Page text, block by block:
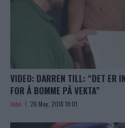
VIDEO: DARREN TILL: “DET ER
FOR Å BOMME PÅ VEKTA”
John 26 May, 2018 19:01